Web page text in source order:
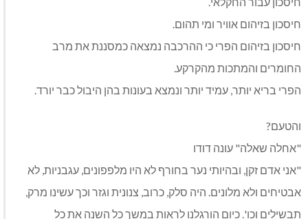
חיסכון בזיהום אוויר ומי תהום.
חיסכון בזיהום הפרי כי ההרכבה נמצאה כמסננת את מרב
החומרים והמתכות מהקרקע.
הפרי בריא יותר, עמיד יותר ונמצא בעונות בהן היבול כבר יורד.
והטעם?
"אחלה שאלה" עונה דודו
"אני אדם זקן, ובהיותי נער בחורף לא היו מלפפונים, עגבניות, לא
אבטיחים ולא מלונים. היה סלק, כרוב, צנונית וגזר וכך עשינו מרק,
תבשילים וכו'. כיום הורגלנו לראות במשך כל השנה את כל